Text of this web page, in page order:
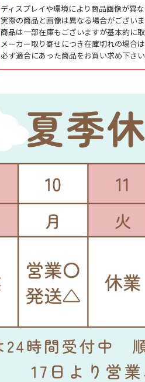
ディスプレイや環境により商品画像が異
実際の商品と画像は異なる場合がござい
商品は一部在庫もございますが基本的に
メーカー取り寄せにつき在庫切れの場合
必ず適合にあった商品をお買い求め下さ